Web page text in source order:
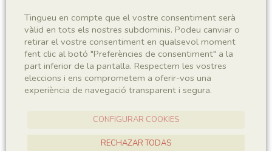
Sigla
MNHN 17829
Taxonomia
Tingueu en compte que el vostre consentiment serà
vàlid en tots els nostres subdominis. Podeu canviar o
retirar el vostre consentiment en qualsevol moment
fent clic al botó "Preferències de consentiment" a la
part inferior de la pantalla. Respectem les vostres
eleccions i ens comprometem a oferir-vos una
experiència de navegació transparent i segura.
CONFIGURAR COOKIES
RECHAZAR TODAS